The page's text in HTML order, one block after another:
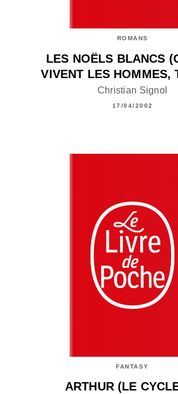
ROMANS
LES NOËLS BLANCS
VIVENT LES HOMMES,
Christian Signol
17/04/2002
FANTASY
ARTHUR (LE